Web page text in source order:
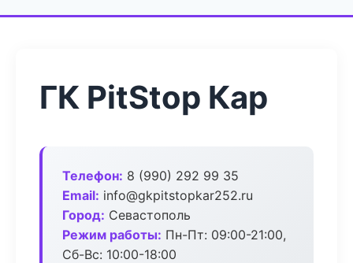
ГК PitStop Кар
Телефон: 8 (990) 292 99 35
Email: info@gkpitstopkar252.ru
Город: Севастополь
Режим работы: Пн-Пт: 09:00-21:00,
Сб-Вс: 10:00-18:00